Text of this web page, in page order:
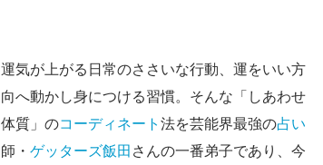
運気が上がる日常のささいな行動、運をいい方
向へ動かし身につける習慣。そんな「しあわせ
体質」のコーディネート 法を芸能界最強の占い
師・ ゲッターズ飯田 さんの一番弟子であり、今